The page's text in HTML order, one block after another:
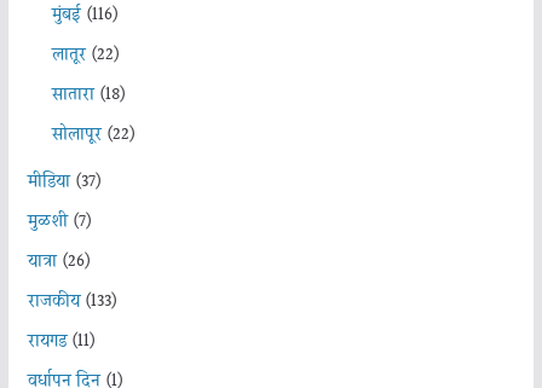
मुंबई(116)
लातूर(22)
सातारा(18)
सोलापूर(22)
मीडिया(37)
मुळशी(7)
यात्रा(26)
राजकीय(133)
रायगड(11)
वर्धापन दिन(1)